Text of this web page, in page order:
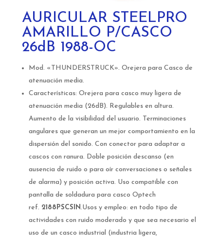
AURICULAR STEELPRO
AMARILLO P/CASCO
26dB 1988-OC
Mod. «THUNDERSTRUCK». Orejera para Casco de
atenuación media.
Características: Orejera para casco muy ligera de
atenuación media (26dB). Regulables en altura.
Aumento de la visibilidad del usuario. Terminaciones
angulares que generan un mejor comportamiento en la
dispersión del sonido. Con conector para adaptar a
cascos con ranura. Doble posición descanso (en
ausencia de ruido o para oír conversaciones o señales
de alarma) y posición activa. Uso compatible con
pantalla de soldadura para casco Optech
ref. 2188PSCSIN.Usos y empleo: en todo tipo de
actividades con ruido moderado y que sea necesario el
uso de un casco industrial (industria ligera,